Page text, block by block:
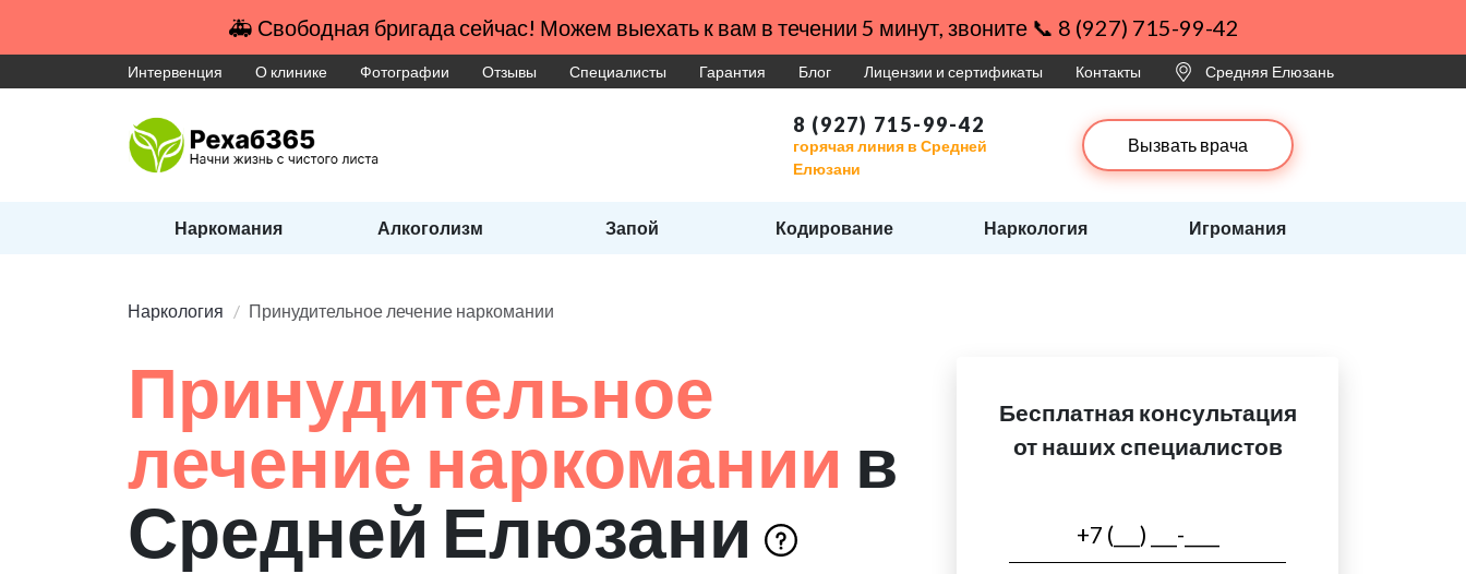
🚑 Свободная бригада сейчас! Можем выехать к вам в течении 5 минут, звоните 📞 8 (927) 715-99-42
Интервенция О клинике Фотографии Отзывы Специалисты Гарантия Блог Лицензии и сертификаты Контакты Средняя Елюзань
8 (927) 715-99-42
горячая линия в Средней
Елюзани
Вызвать врача
Наркомания Алкоголизм Запой Кодирование Наркология Игромания
Наркология Принудительное лечение наркомании
Принудительное
лечение наркомании в
Средней Елюзани
Бесплатная консультация
от наших специалистов